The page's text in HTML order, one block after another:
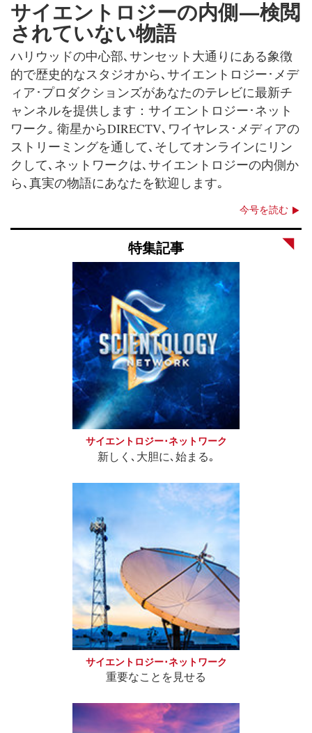
サイエントロジーの内側—検閲
されていない物語
ハリウッドの中心部､サンセット大通りにある象徴
的で歴史的なスタジオから､サイエントロジー･メデ
ィア･プロダクションズがあなたのテレビに最新チ
ャンネルを提供します：サイエントロジー･ネット
ワーク｡ 衛星からDIRECTV､ワイヤレス･メディアの
ストリーミングを通して､そしてオンラインにリン
クして､ネットワークは､サイエントロジーの内側か
ら､真実の物語にあなたを歓迎します｡
今号を読む
特集記事
サイエントロジー･ネットワーク
新しく､大胆に､始まる｡
サイエントロジー･ネットワーク
重要なことを見せる